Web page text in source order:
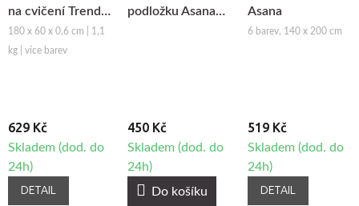
na cvičení Trendy
FoldMat Eco
180 x 60 x 0,6 cm | 1,1
kg | více barev
629 Kč
Skladem (dod. do
24h)
DETAIL
podložku Asana
450 Kč
Skladem (dod. do
24h)
Do košíku
Asana
6 barev, 140 x 200 cm
519 Kč
Skladem (dod. do
24h)
DETAIL